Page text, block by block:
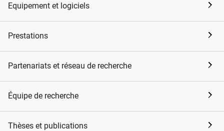
Equipement et logiciels
Prestations
Partenariats et réseau de recherche
Équipe de recherche
Thèses et publications